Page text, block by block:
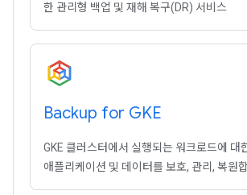
한 관리형 백업 및 재해 복구(DR) 서비스
Backup for GKE
GKE 클러스터에서 실행되는 워크로드에 대
애플리케이션 및 데이터를 보호, 관리, 복원